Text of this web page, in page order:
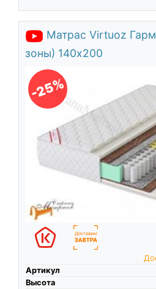
Матрас Virtuoz
зоны) 140х200
-25%
Артикул
Высота